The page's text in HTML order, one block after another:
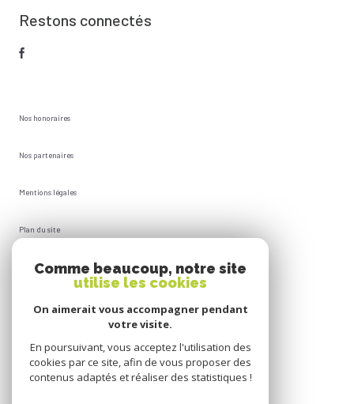
Restons connectés
Nos honoraires
Nos partenaires
Mentions légales
Plan du site
Admin
Politique RGPD
Comme beaucoup, notre site
utilise les cookies
On aimerait vous accompagner pendant
votre visite.
En poursuivant, vous acceptez l'utilisation des
cookies par ce site, afin de vous proposer des
contenus adaptés et réaliser des statistiques !